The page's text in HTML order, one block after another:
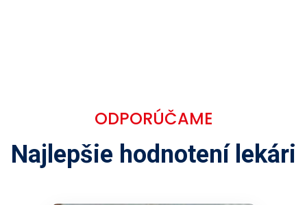
ODPORÚČAME
Najlepšie hodnotení lekári